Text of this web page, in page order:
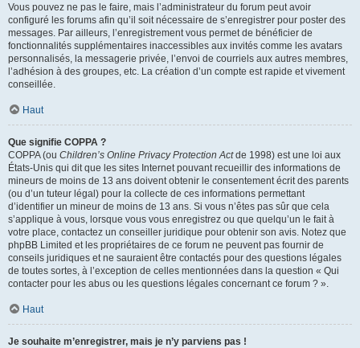
Vous pouvez ne pas le faire, mais l’administrateur du forum peut avoir
configuré les forums afin qu’il soit nécessaire de s’enregistrer pour poster des
messages. Par ailleurs, l’enregistrement vous permet de bénéficier de
fonctionnalités supplémentaires inaccessibles aux invités comme les avatars
personnalisés, la messagerie privée, l’envoi de courriels aux autres membres,
l’adhésion à des groupes, etc. La création d’un compte est rapide et vivement
conseillée.
Haut
Que signifie COPPA ?
COPPA (ou Children’s Online Privacy Protection Actde 1998) est une loi aux
États-Unis qui dit que les sites Internet pouvant recueillir des informations de
mineurs de moins de 13 ans doivent obtenir le consentement écrit des parents
(ou d’un tuteur légal) pour la collecte de ces informations permettant
d’identifier un mineur de moins de 13 ans. Si vous n’êtes pas sûr que cela
s’applique à vous, lorsque vous vous enregistrez ou que quelqu’un le fait à
votre place, contactez un conseiller juridique pour obtenir son avis. Notez que
phpBB Limited et les propriétaires de ce forum ne peuvent pas fournir de
conseils juridiques et ne sauraient être contactés pour des questions légales
de toutes sortes, à l’exception de celles mentionnées dans la question « Qui
contacter pour les abus ou les questions légales concernant ce forum ? ».
Haut
Je souhaite m’enregistrer, mais je n’y parviens pas !